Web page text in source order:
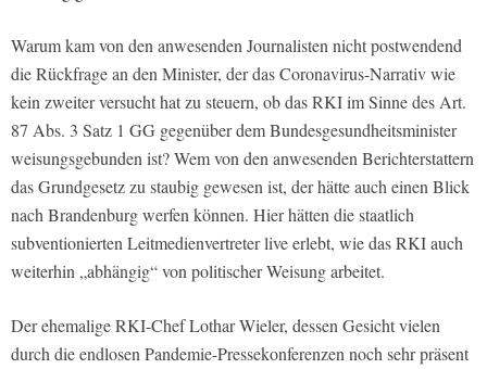
Warum kam von den anwesenden Journalisten nicht postwendend
die Rückfrage an den Minister, der das Coronavirus-Narrativ wie
kein zweiter versucht hat zu steuern, ob das RKI im Sinne des Art.
87 Abs. 3 Satz 1 GG gegenüber dem Bundesgesundheitsminister
weisungsgebunden ist? Wem von den anwesenden Berichterstattern
das Grundgesetz zu staubig gewesen ist, der hätte auch einen Blick
nach Brandenburg werfen können. Hier hätten die staatlich
subventionierten Leitmedienvertreter live erlebt, wie das RKI auch
weiterhin „abhängig“ von politischer Weisung arbeitet.
Der ehemalige RKI-Chef Lothar Wieler, dessen Gesicht vielen
durch die endlosen Pandemie-Pressekonferenzen noch sehr präsent